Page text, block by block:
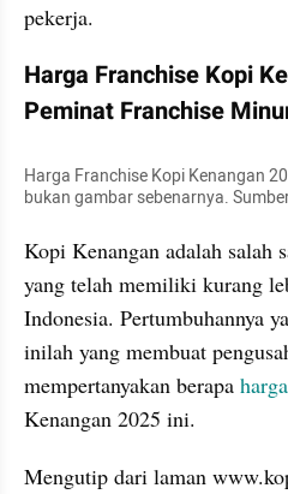
pekerja.
Harga Franchise Kopi
Peminat Franchise
Harga Franchise Kopi Kenangan
bukan gambar sebenarnya.
Kopi Kenangan adalah salah
yang telah memiliki kurang
Indonesia. Pertumbuhannya
inilah yang membuat
mempertanyakan berapa harga
Kenangan 2025 ini.
Mengutip dari laman